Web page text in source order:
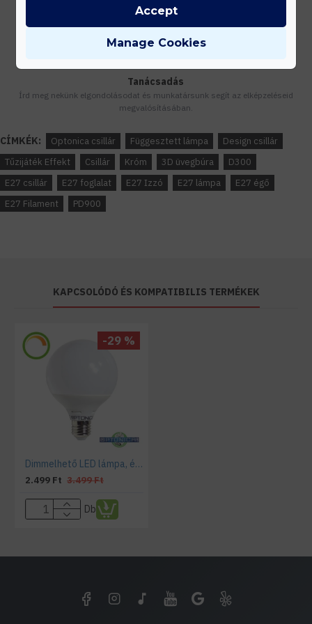
Gyors kiszállítás
Készleten lévő termékeinket akár 24 órán belül megkaphatod!
Tanácsadás
Írd meg nekünk elgondolásodat és munkatársunk segít az elképzeléseid
megvalósításában.
CÍMKÉK: Optonica csillár Függesztett lámpa
Design csillár
Tűzijáték Effekt
Csillár Króm 3D üvegbúra
D300
E27 csillár
E27 foglalat E27 Izzó E27 lámpa
E27 égő
E27 Filament
PD900
KAPCSOLÓDÓ ÉS KOMPATIBILIS TERMÉKEK
-29 %
Dimmelhető LED lámpa, égő, E27 foglalat, G95 nagy gömb forma, 12 watt, 270 fok, meleg fehér - Optonica
2.499 Ft 3.499 Ft
Db
Manage Cookies
Accept